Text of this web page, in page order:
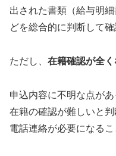
出された書類（給与明
どを総合的に判断して確
ただし、 在籍確認が全
申込内容に不明な点が
在籍の確認が難しいと
電話連絡が必要になるこ